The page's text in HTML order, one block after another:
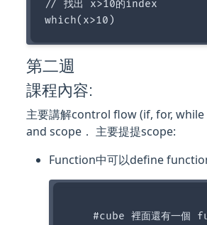
// 找出 x>10的index
第二週
課程內容:
主要講解control flow (if, for,
and scope． 主要提提scope:
Function中可以define
#cube 裡面還有一個